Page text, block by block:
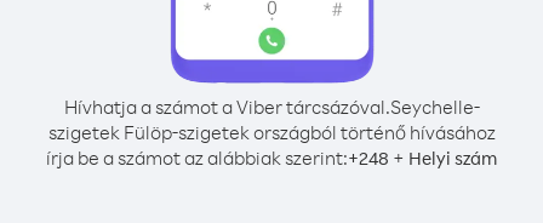
Hívhatja a számot a Viber tárcsázóval.Seychelle-
szigetek Fülöp-szigetek országból történő hívásához
írja be a számot az alábbiak szerint:+248 + Helyi szám